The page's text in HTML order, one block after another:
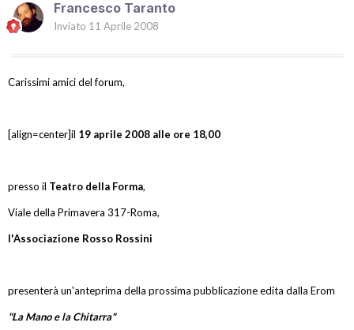
Francesco Taranto
Inviato 11 Aprile 2008
Carissimi amici del forum,
[align=center]il 19 aprile 2008 alle ore 18,00
presso il Teatro della Forma,
Viale della Primavera 317-Roma,
l'Associazione Rosso Rossini
presenterà un'anteprima della prossima pubblicazione edita dalla Erom
"La Mano e la Chitarra"